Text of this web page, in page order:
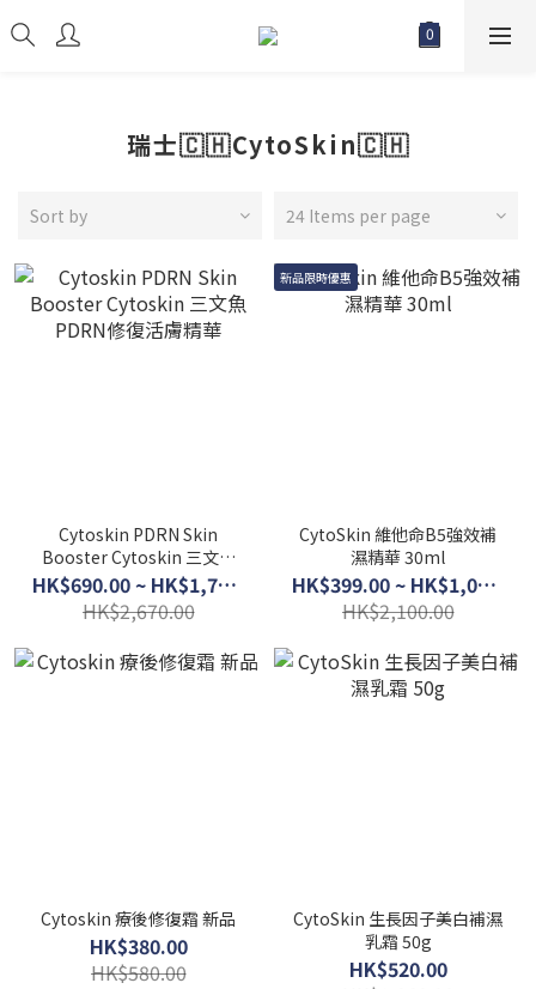
瑞士🇨🇭CytoSkin🇨🇭
Sort by 24 Items per page
Cytoskin PDRN Skin
Booster Cytoskin 三文魚
PDRN修復活膚精華 HK$690.00 ~ HK$1,770.00
HK$2,670.00
新品限時優惠
CytoSkin 維他命B5強效補
濕精華 30ml
HK$399.00 ~ HK$1,050.00
HK$2,100.00
Cytoskin 療後修復霜 新品
HK$380.00
HK$580.00
CytoSkin 生長因子美白補濕
乳霜 50g
HK$520.00